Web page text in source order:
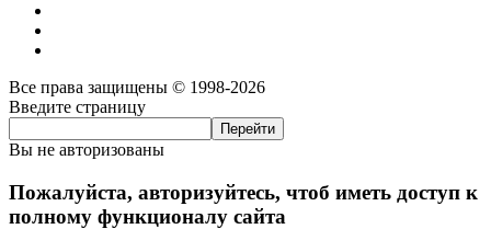
Все права защищены © 1998-2026
Введите страницу
Вы не авторизованы
Пожалуйста, авторизуйтесь, чтоб иметь доступ к
полному функционалу сайта